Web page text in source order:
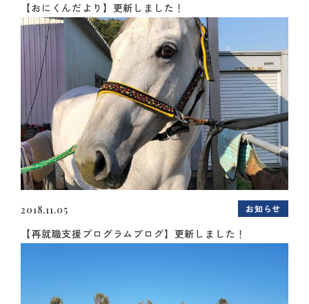
【おにくんだより】更新しました！
2018.11.05 お知らせ
【再就職支援プログラムブログ】更新しました！